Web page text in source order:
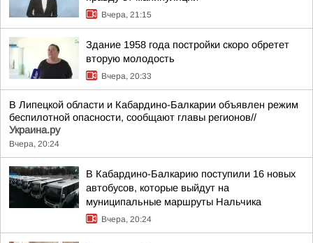
Вчера, 21:15
Здание 1958 года постройки скоро обретет
вторую молодость
Вчера, 20:33
В Липецкой области и Кабардино-Балкарии объявлен режим
беспилотной опасности, сообщают главы регионов//
Украина.ру
Вчера, 20:24
В Кабардино-Балкарию поступили 16 новых
автобусов, которые выйдут на
муниципальные маршруты Нальчика
Вчера, 20:24